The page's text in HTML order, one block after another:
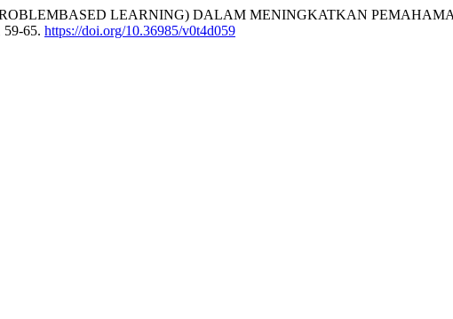
LEARNING) DALAM MENINGKATKAN
59-65. https://doi.org/10.36985/v0t4d059